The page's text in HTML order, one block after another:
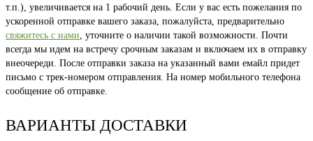
т.п.), увеличивается на 1 рабочий день. Если у вас есть пожелания по
ускоренной отправке вашего заказа, пожалуйста, предварительно
свяжитесь с нами, уточните о наличии такой возможности. Почти
всегда мы идем на встречу срочным заказам и включаем их в отправку
внеочереди. После отправки заказа на указанный вами емайл придет
письмо с трек-номером отправления. На номер мобильного телефона
сообщение об отправке.
ВАРИАНТЫ ДОСТАВКИ